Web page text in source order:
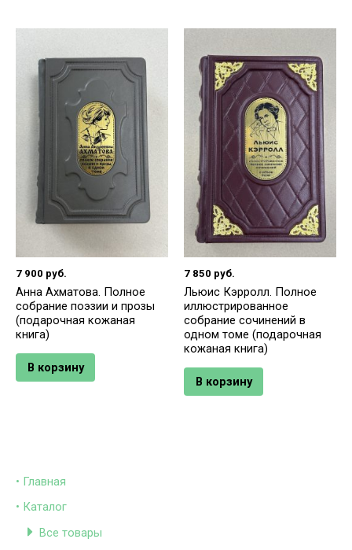
• Главная
• Каталог
Все товары
7 900 руб.
Анна Ахматова. Полное
собрание поэзии и прозы
(подарочная кожаная
книга)
В корзину
7 850 руб.
Льюис Кэрролл. Полное
иллюстрированное
собрание сочинений в
одном томе (подарочная
кожаная книга)
В корзину